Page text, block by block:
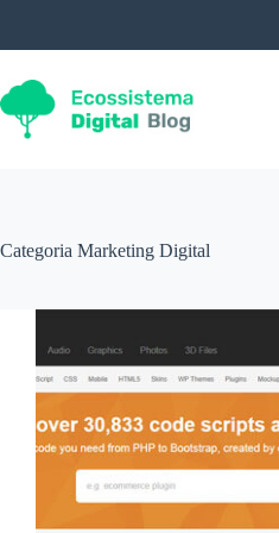
o
Categoria Marketing Digital